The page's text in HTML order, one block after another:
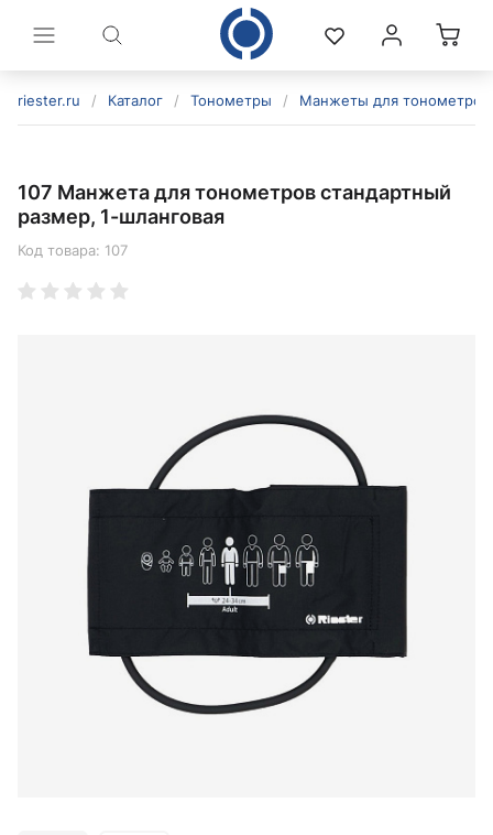
riester.ru / Каталог / Тонометры / Манжеты для тонометров
107 Манжета для тонометров стандартный
размер, 1-шланговая
Код товара: 107